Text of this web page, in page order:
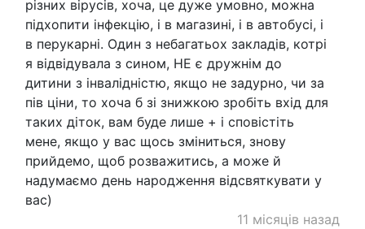
різних вірусів, хоча, це дуже умовно, можна
підхопити інфекцію, і в магазині, і в автобусі, і
в перукарні. Один з небагатьох закладів, котрі
я відвідувала з сином, НЕ є дружнім до
дитини з інвалідністю, якщо не задурно, чи за
пів ціни, то хоча б зі знижкою зробіть вхід для
таких діток, вам буде лише + і сповістіть
мене, якщо у вас щось зміниться, знову
прийдемо, щоб розважитись, а може й
надумаємо день народження відсвяткувати у
вас)
11 місяців назад